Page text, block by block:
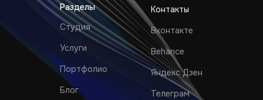
Разделы
Студия
Услуги
Портфолио
Блог
Контакты
Вконтакте
Behance
Яндекс Дзен
Телеграм